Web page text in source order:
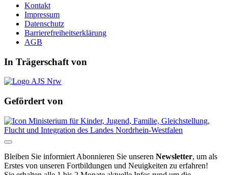
Kontakt
Impressum
Datenschutz
Barrierefreiheitserklärung
AGB
In Trägerschaft von
Gefördert von
Bleiben Sie informiert Abonnieren Sie unseren Newsletter, um als
Erstes von unseren Fortbildungen und Neuigkeiten zu erfahren!